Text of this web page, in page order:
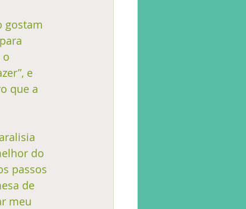
gostam
o
e
que a
do
passos
de
meu